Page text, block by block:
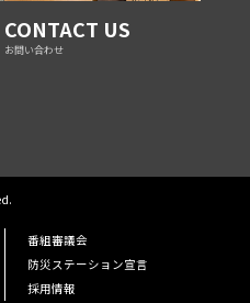
CONTACT US
お問い合わせ
番組審議会
防災ステーション宣言
採用情報